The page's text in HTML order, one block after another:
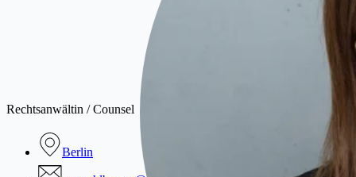
Rechtsanwältin / Counsel
Berlin